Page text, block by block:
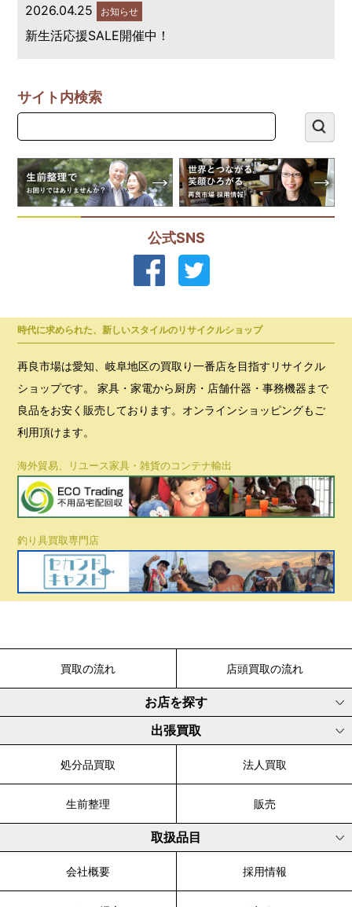
2026.04.25 お知らせ
新生活応援SALE開催中！
サイト内検索
公式SNS
時代に求められた、新しいスタイルのリサイクルショップ
再良市場は愛知、岐阜地区の買取り一番店を目指すリサイクル
ショップです。 家具・家電から厨房・店舗什器・事務機器まで
良品をお安く販売しております。オンラインショッピングもご
利用頂けます。
海外貿易、リユース家具・雑貨のコンテナ輸出
釣り具買取専門店
買取の流れ 店頭買取の流れ
お店を探す
出張買取
処分品買取 法人買取
生前整理 販売
取扱品目
会社概要 採用情報